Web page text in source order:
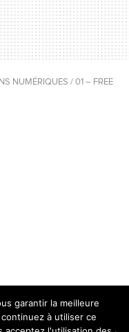
NUMÉRIQUES / 01 – FREE
garantir la meilleure
à utiliser ce